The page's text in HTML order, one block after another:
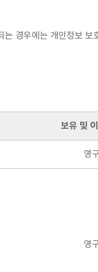
경우에는 개인정보
보유 및
영
영